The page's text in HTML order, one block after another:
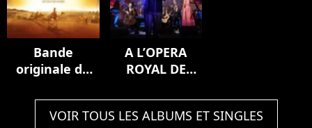
Bande
originale du
Téhu, frères
du désert
A L’OPERA
ROYAL DE
(Live)
VOIR TOUS LES ALBUMS ET SINGLES